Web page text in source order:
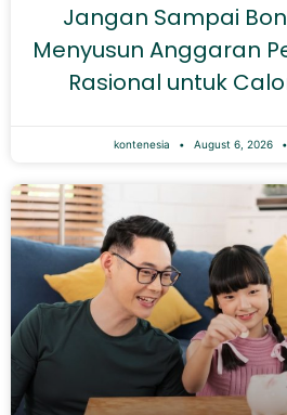
Jangan Sampai
Menyusun Anggaran
Rasional untuk
kontenesia August 6, 2026